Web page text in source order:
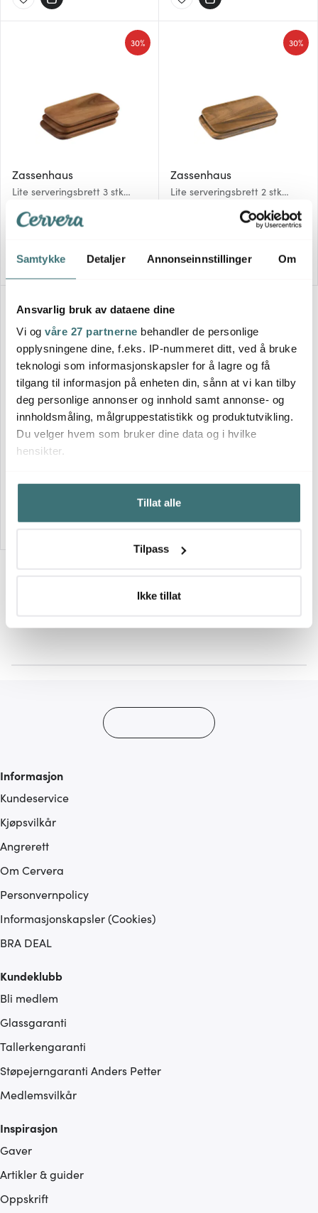
Samtykke Detaljer Annonseinnstillinger Om
Ansvarlig bruk av dataene dine
Vi og våre 27 partnerne behandler de personlige
opplysningene dine, f.eks. IP-nummeret ditt, ved å bruke
teknologi som informasjonskapsler for å lagre og få
tilgang til informasjon på enheten din, sånn at vi kan tilby
deg personlige annonser og innhold samt annonse- og
innholdsmåling, målgruppestatistikk og produktutvikling.
Du velger hvem som bruker dine data og i hvilke
hensikter.
Hvis du gir oss lov, vil vi også gjerne:
Innhente informasjon om den geografiske
beliggenheten din, som kan være nøyaktig innenfor
Identifisere enheten din ved å aktivt skanne den for
kan du lese om hvordan dine personlige
brukes. Du kan hele tiden endre eller trekke tilbake ditt
mediefunksjoner og for å analysere trafikken vår. Vi deler
dessuten informasjon om hvordan du bruker nettstedet
med annen informasjon du har gjort tilgjengelig for dem,
eller som de har samlet inn gjennom din bruk av
Tillat alle
Tilpass
Ikke tillat
Zassenhaus
Lite serveringsbrett 3 stk
160 kr 229 kr
30%
Zassenhaus
Lite serveringsbrett 2 stk
30%
Zassenhaus
Lite serveringsbrett 2 stk
195 kr 279 kr
30%
Informasjon
Kundeservice
Kjøpsvilkår
Angrerett
Om Cervera
Personvernpolicy
Informasjonskapsler (Cookies)
BRA DEAL
Kundeklubb
Bli medlem
Glassgaranti
Tallerkengaranti
Støpejerngaranti Anders Petter
Medlemsvilkår
Inspirasjon
Gaver
Artikler & guider
Oppskrift